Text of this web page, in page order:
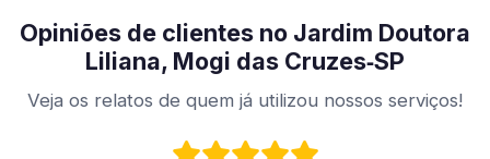
Opiniões de clientes no Jardim Doutora
Liliana, Mogi das Cruzes‑SP
Veja os relatos de quem já utilizou nossos serviços!